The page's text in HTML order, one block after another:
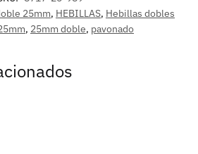
25mm, HEBILLAS, Hebillas dobles
, 25mm doble, pavonado